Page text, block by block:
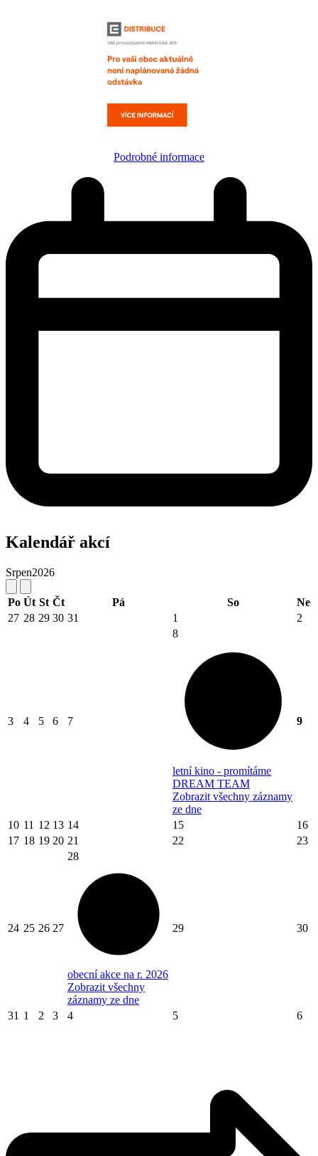
Podrobné informace
Kalendář akcí
Srpen2026
Po Út St Čt Pá So
Ne
27 28 29 30 31 1 2
3 4 5 6 7
8
letní kino - promítáme
DREAM TEAM
Zobrazit všechny záznamy
ze dne
9
10 11 12 13 14 15
16
17 18 19 20 21 22 23
24 25 26 27
28
obecní akce na r. 2026
Zobrazit všechny
záznamy ze dne
29 30
31 1 2 3 4 5 6